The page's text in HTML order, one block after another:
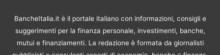
BancheItalia.it è il portale italiano con informazioni, consigli e
suggerimenti per la finanza personale, investimenti, banche,
mutui e finanziamenti. La redazione è formata da giornalisti